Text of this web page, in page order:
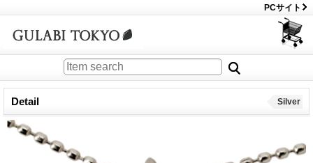
PCサイト
Detail Silver